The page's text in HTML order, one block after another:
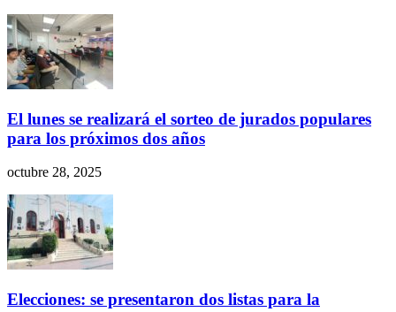
El lunes se realizará el sorteo de jurados populares
para los próximos dos años
octubre 28, 2025
Elecciones: se presentaron dos listas para la